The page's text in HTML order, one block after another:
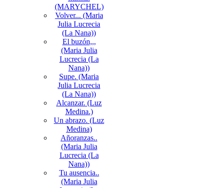
(MARYCHEL)
Volver... (Maria
Julia Lucrecia
(La Nana))
El buzón,,,
(Maria Julia
Lucrecia (La
Nana))
Supe. (Maria
Julia Lucrecia
(La Nana))
Alcanzar. (Luz
Medina.)
Un abrazo. (Luz
Medina)
Añoranzas..
(Maria Julia
Lucrecia (La
Nana))
Tu ausencia..
(Maria Julia